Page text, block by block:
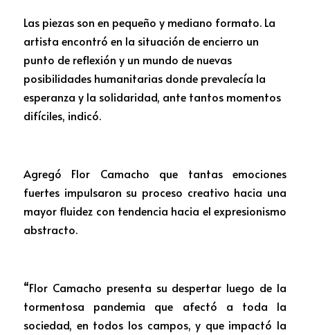
Las piezas son en pequeño y mediano formato. La
artista encontró en la situación de encierro un
punto de reflexión y un mundo de nuevas
posibilidades humanitarias donde prevalecía la
esperanza y la solidaridad, ante tantos momentos
difíciles, indicó.
Agregó Flor Camacho que tantas emociones
fuertes impulsaron su proceso creativo hacia una
mayor fluidez con tendencia hacia el expresionismo
abstracto.
“Flor Camacho presenta su despertar luego de la
tormentosa pandemia que afectó a toda la
sociedad, en todos los campos, y que impactó la